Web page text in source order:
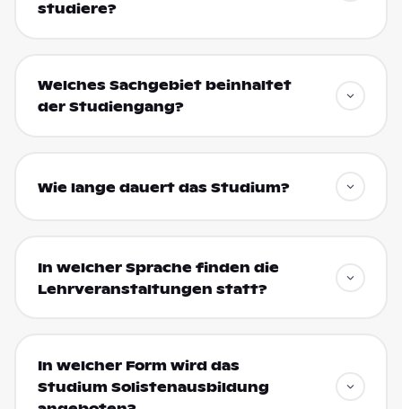
studiere?
Welches Sachgebiet beinhaltet
der Studiengang?
Wie lange dauert das Studium?
In welcher Sprache finden die
Lehrveranstaltungen statt?
In welcher Form wird das
Studium Solistenausbildung